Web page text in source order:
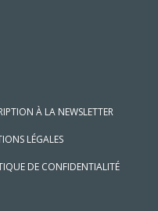
À LA NEWSLETTER
LÉGALES
DE CONFIDENTIALITÉ